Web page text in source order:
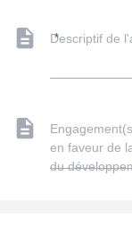
Descriptif de
en faveur de
du